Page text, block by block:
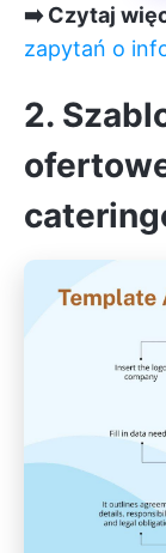
➡️ Czytaj
zapytań o
2.